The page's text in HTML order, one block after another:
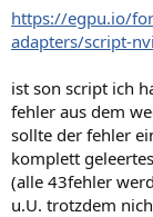
https://egpu.io/
adapters/script-
ist son script ich
fehler aus dem
sollte der fehler
komplett
(alle 43fehler
u.U. trotzdem